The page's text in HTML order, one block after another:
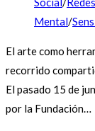
Mental/
El arte como
recorrido
El pasado 15 de
por la Fundación…